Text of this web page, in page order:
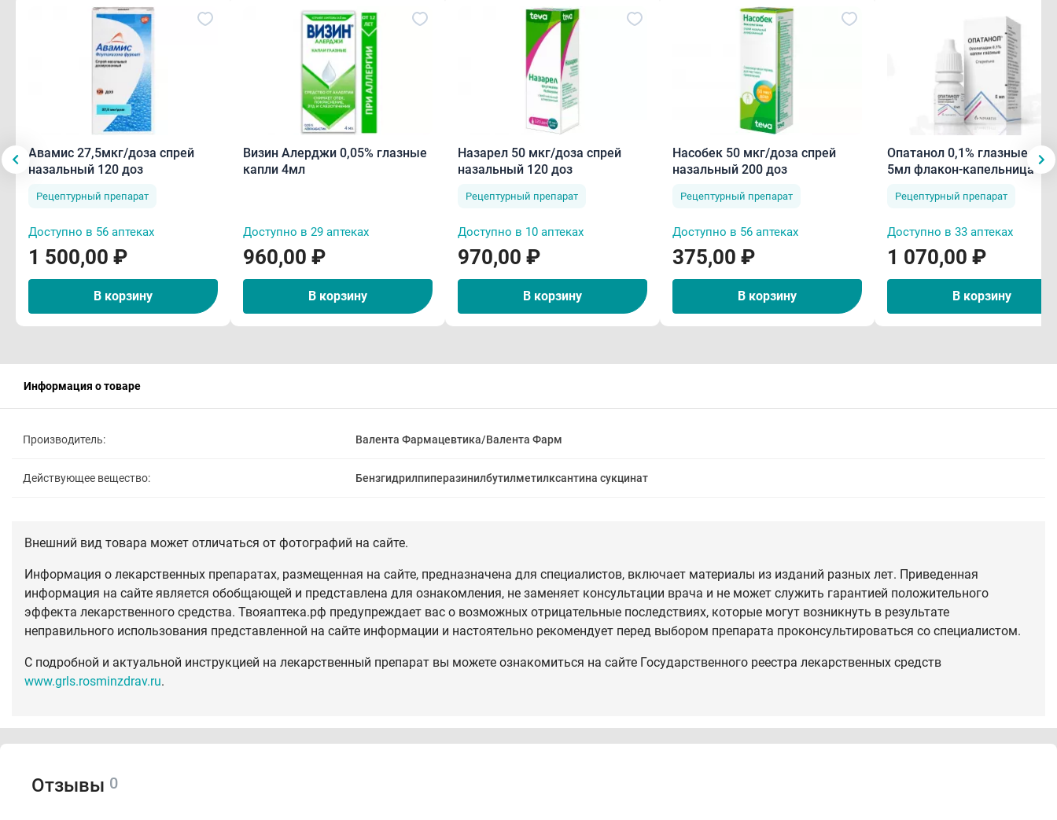
Авамис 27,5мкг/доза спрей
назальный 120 доз
Рецептурный препарат
Доступно в 56 аптеках
1 500,00 ₽
В корзину
Визин Алерджи 0,05% глазные
капли 4мл
Доступно в 29 аптеках
960,00 ₽
В корзину
Назарел 50 мкг/доза спрей
назальный 120 доз
Рецептурный препарат
Доступно в 10 аптеках
970,00 ₽
В корзину
Насобек 50 мкг/доза спрей
назальный 200 доз
Рецептурный препарат
Доступно в 56 аптеках
375,00 ₽
В корзину
Опатанол 0,1% глазные капли
5мл флакон-капельница
Рецептурный препарат
Доступно в 33 аптеках
1 070,00 ₽
В корзину
Информация о товаре
Производитель: Валента Фармацевтика/Валента Фарм
Действующее вещество: Бензгидрилпиперазинилбутилметилксантина сукцинат
Внешний вид товара может отличаться от фотографий на сайте.
Информация о лекарственных препаратах, размещенная на сайте, предназначена для специалистов, включает материалы из изданий разных лет. Приведенная
информация на сайте является обобщающей и представлена для ознакомления, не заменяет консультации врача и не может служить гарантией положительного
эффекта лекарственного средства. Твояаптека.рф предупреждает вас о возможных отрицательные последствиях, которые могут возникнуть в результате
неправильного использования представленной на сайте информации и настоятельно рекомендует перед выбором препарата проконсультироваться со специалистом.
С подробной и актуальной инструкцией на лекарственный препарат вы можете ознакомиться на сайте Государственного реестра лекарственных средств
www.grls.rosminzdrav.ru.
Отзывы 0